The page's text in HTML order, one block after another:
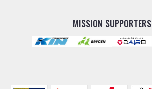
MISSION SUPPORTERS